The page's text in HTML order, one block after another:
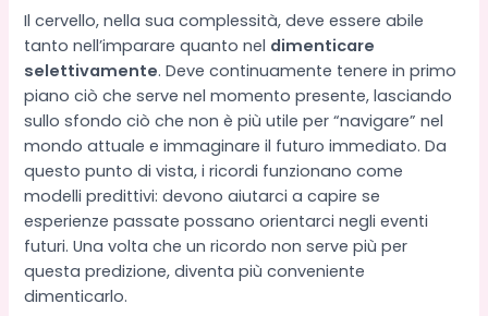
Il cervello, nella sua complessità, deve essere abile
tanto nell’imparare quanto nel dimenticare
selettivamente. Deve continuamente tenere in primo
piano ciò che serve nel momento presente, lasciando
sullo sfondo ciò che non è più utile per “navigare” nel
mondo attuale e immaginare il futuro immediato. Da
questo punto di vista, i ricordi funzionano come
modelli predittivi: devono aiutarci a capire se
esperienze passate possano orientarci negli eventi
futuri. Una volta che un ricordo non serve più per
questa predizione, diventa più conveniente
dimenticarlo.